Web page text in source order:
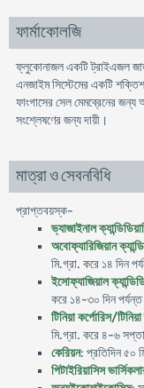
ফার্মাকোলজি
ফ্লুকোনাজল একটি ট্রাইএজল
এনজাইম সিস্টেমের একটি
ফাংগাসের সেল মেমব্রেনের
সংশ্লেষণের জন্য দায়ী।
মাত্রা ও সেবনবিধি
প্রাপ্তবয়স্ক-
ভ্যাজাইনাল
অবোফ্যারিজিয়ান
মি.গ্রা. করে ১৪ দিন
ইসোফ্যাজিয়াল
করে ১৪-৩০ দিন
টিনিয়া কর্পোরিস/
মি.গ্রা. করে ৪-৬
কেরিয়ন: প্রতিদিন ৫০
পিটাইরিয়াসিস